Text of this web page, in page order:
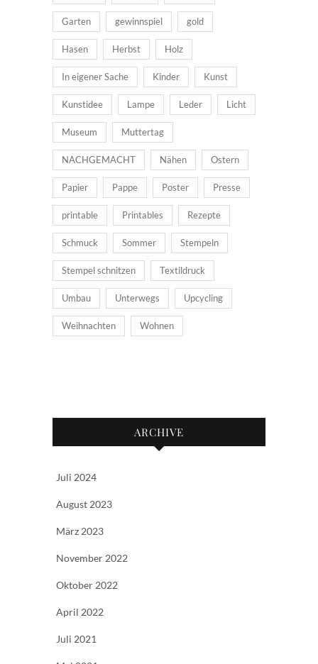
Garten gewinnspiel gold
Hasen Herbst Holz
In eigener Sache Kinder Kunst
Kunstidee Lampe Leder Licht
Museum Muttertag
NACHGEMACHT Nähen Ostern
Papier Pappe Poster Presse
printable Printables Rezepte
Schmuck Sommer Stempeln
Stempel schnitzen Textildruck
Umbau Unterwegs Upcycling
Weihnachten Wohnen
ARCHIVE
Juli 2024
August 2023
März 2023
November 2022
Oktober 2022
April 2022
Juli 2021